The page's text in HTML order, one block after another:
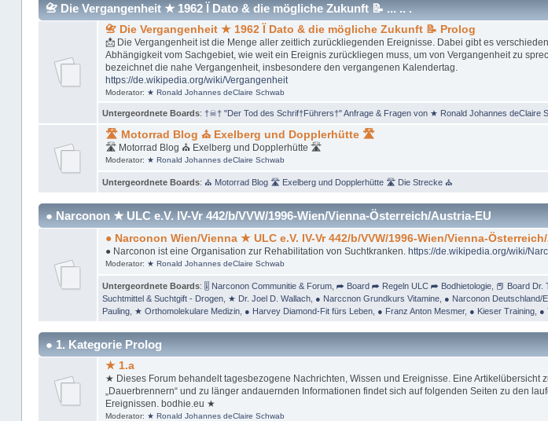
📇 Die Vergangenheit ★ 1962 Ï Dato & die mögliche Zukunft 📝 ... .. .
📇 Die Vergangenheit ★ 1962 Ï Dato & die mögliche Zukunft 📝 Prolog
📩 Die Vergangenheit ist die Menge aller zeitlich zurückliegenden Ereignisse. Dabei gibt es
Abhängigkeit vom Sachgebiet, wie weit ein Ereignis zurückliegen muss, um von Vergangenheit zu
bezeichnet die nahe Vergangenheit, insbesondere den vergangenen Kalendertag.
https://de.wikipedia.org/wiki/Vergangenheit
Moderator: ★ Ronald Johannes deClaire Schwab
Untergeordnete Boards: †☠† "Der Tod des Schrif†Führers†" Anfrage & Fragen von ★ Ronald Johannes deClaire
🛣 Motorrad Blog ⛪ Exelberg und Dopplerhütte 🛣
🛣 Motorrad Blog ⛪ Exelberg und Dopplerhütte 🛣
Moderator: ★ Ronald Johannes deClaire Schwab
Untergeordnete Boards: ⛪ Motorrad Blog 🛣 Exelberg und Dopplerhütte 🛣 Die Strecke ⛪
● Narconon ★ ULC e.V. IV-Vr 442/b/VVW/1996-Wien/Vienna-Österreich/Austria-EU
● Narconon Wien/Vienna ★ ULC e.V. IV-Vr 442/b/VVW/1996-Wien/Vienna-
● Narconon ist eine Organisation zur Rehabilitation von Suchtkranken. https://de.wikipedia.org/wiki/
Moderator: ★ Ronald Johannes deClaire Schwab
Untergeordnete Boards: 🎚 Narconon Communitie & Forum, ➦ Board ➦ Regeln ULC ➦ Bodhietologie, 📕 Board Dr.
Suchtmittel & Suchtgift - Drogen, ★ Dr. Joel D. Wallach, ● Narccnon Grundkurs Vitamine, ● Narconon Deutschland/
Pauling, ★ Orthomolekulare Medizin, ● Harvey Diamond-Fit fürs Leben, ● Franz Anton Mesmer, ● Kieser Training, ●
● 1. Kategorie Prolog
★ 1.a
★ Dieses Forum behandelt tagesbezogene Nachrichten, Wissen und Ereignisse. Eine Artikelübersicht
„Dauerbrennern“ und zu länger andauernden Informationen findet sich auf folgenden Seiten zu den
Ereignissen. bodhie.eu ★
Moderator: ★ Ronald Johannes deClaire Schwab